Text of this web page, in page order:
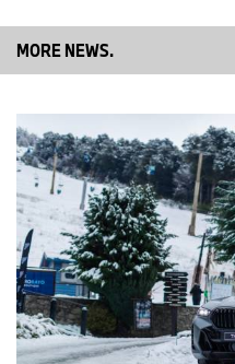
MORE NEWS.